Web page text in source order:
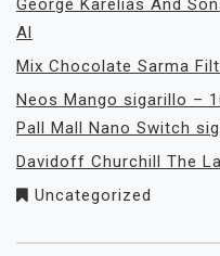
George Karelias And
Al
Mix Chocolate Sarma
Neos Mango sigarillo –
Pall Mall Nano Switch
Davidoff Churchill The
Uncategorized